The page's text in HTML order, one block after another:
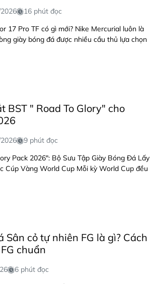
16 phút đọc
17 Pro TF có gì mới? Nike Mercurial luôn là
giày bóng đá được nhiều cầu thủ lựa chọn
BST " Road To Glory" cho
9 phút đọc
Pack 2026": Bộ Sưu Tập Giày Bóng Đá Lấy
Cúp Vàng World Cup Mỗi kỳ World Cup đều
Sân cỏ tự nhiên FG là gì? Cách
chuẩn
6 phút đọc